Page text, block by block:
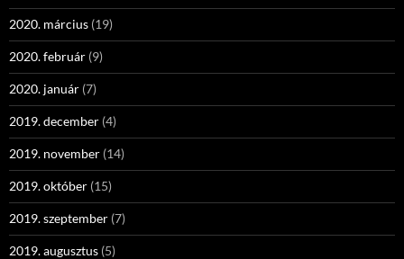
2020. március (19)
2020. február (9)
2020. január (7)
2019. december (4)
2019. november (14)
2019. október (15)
2019. szeptember (7)
2019. augusztus (5)